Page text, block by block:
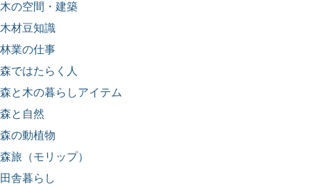
木の空間・建築
木材豆知識
林業の仕事
森ではたらく人
森と木の暮らしアイテム
森と自然
森の動植物
森旅（モリップ）
田舎暮らし